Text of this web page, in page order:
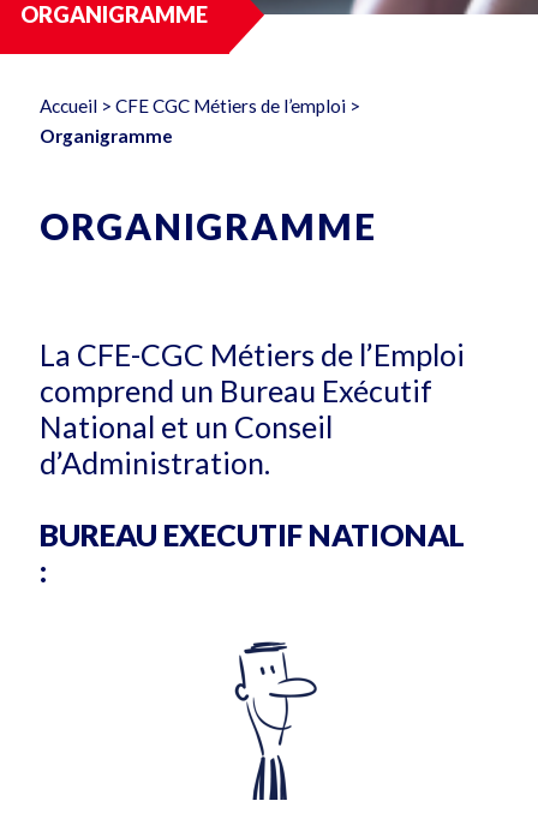
ORGANIGRAMME
Accueil > CFE CGC Métiers de l’emploi >
Organigramme
ORGANIGRAMME
La CFE-CGC Métiers de l’Emploi
comprend un Bureau Exécutif
National et un Conseil
d’Administration.
BUREAU EXECUTIF NATIONAL
: